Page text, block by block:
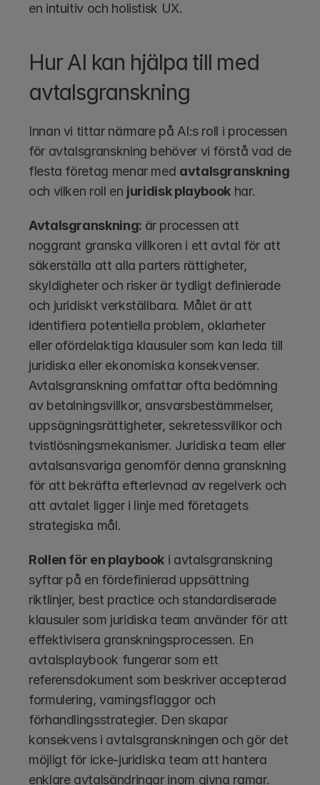
en intuitiv och holistisk UX.
Hur AI kan hjälpa till med
avtalsgranskning
Innan vi tittar närmare på AI:s roll i processen
för avtalsgranskning behöver vi förstå vad de
flesta företag menar med avtalsgranskning
och vilken roll en juridisk playbook har.
Avtalsgranskning: är processen att
noggrant granska villkoren i ett avtal för att
säkerställa att alla parters rättigheter,
skyldigheter och risker är tydligt definierade
och juridiskt verkställbara. Målet är att
identifiera potentiella problem, oklarheter
eller ofördelaktiga klausuler som kan leda till
juridiska eller ekonomiska konsekvenser.
Avtalsgranskning omfattar ofta bedömning
av betalningsvillkor, ansvarsbestämmelser,
uppsägningsrättigheter, sekretessvillkor och
tvistlösningsmekanismer. Juridiska team eller
avtalsansvariga genomför denna granskning
för att bekräfta efterlevnad av regelverk och
att avtalet ligger i linje med företagets
strategiska mål.
Rollen för en playbook i avtalsgranskning
syftar på en fördefinierad uppsättning
riktlinjer, best practice och standardiserade
klausuler som juridiska team använder för att
effektivisera granskningsprocessen. En
avtalsplaybook fungerar som ett
referensdokument som beskriver accepterad
formulering, varningsflaggor och
förhandlingsstrategier. Den skapar
konsekvens i avtalsgranskningen och gör det
möjligt för icke-juridiska team att hantera
enklare avtalsändringar inom givna ramar.